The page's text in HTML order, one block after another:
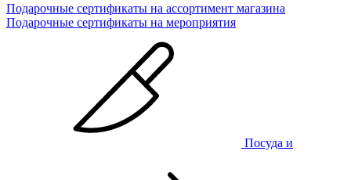
Подарочные сертификаты на ассортимент магазина
Подарочные сертификаты на мероприятия
Посуда и